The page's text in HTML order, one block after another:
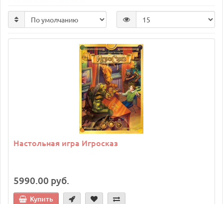
Настольная игра Игросказ
5990.00 руб.
Купить